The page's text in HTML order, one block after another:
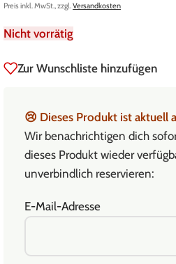
Preis inkl. MwSt., zzgl.Versandkosten
Nicht vorrätig
Zur Wunschliste hinzufügen
😢 Dieses Produkt ist aktuell
Wir benachrichtigen dich
dieses Produkt wieder
unverbindlich reservieren:
E-Mail-Adresse